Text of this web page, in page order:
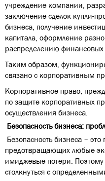
учреждение компании,
заключение сделок купли-
бизнеса, получение
капитала, оформление
распределению финансовых
Таким образом,
связано с корпоративным
Корпоративное право,
по защите корпоративных
осуществления бизнеса.
Безопасность бизнеса:
Безопасность бизнеса –
предотвращающих любые
имиджевые потери. Поэтому
столкнуться с